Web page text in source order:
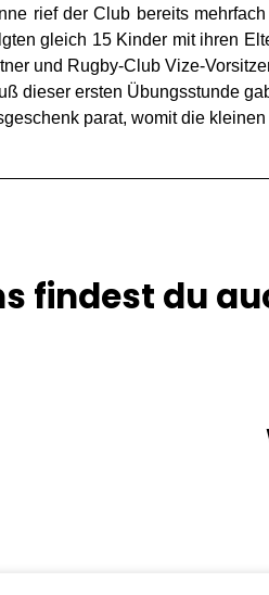
rief der Club bereits
gleich 15 Kinder mit ihren
und Rugby-Club Vize-
dieser ersten Übungsstunde
parat, womit die
findest du